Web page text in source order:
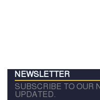
NEWSLETTER
SUBSCRIBE TO OUR
UPDATED.